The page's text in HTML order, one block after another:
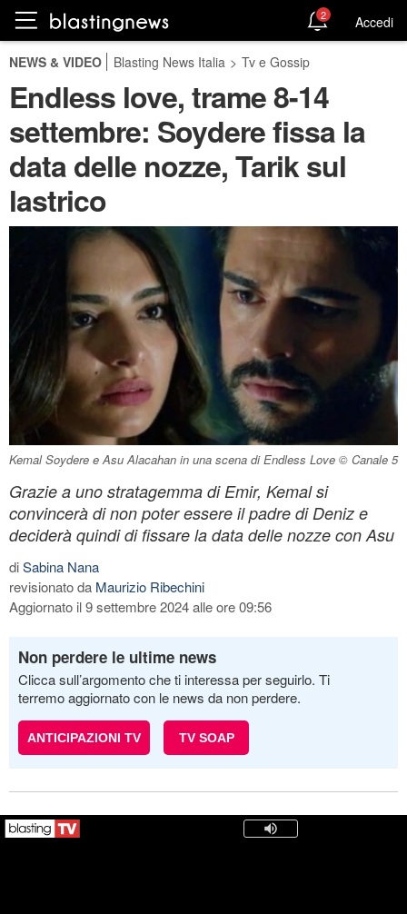
2 Accedi
NEWS & VIDEO Blasting News Italia > Tv e Gossip
Endless love, trame 8-14
settembre: Soydere fissa la
data delle nozze, Tarik sul
lastrico
Kemal Soydere e Asu Alacahan in una scena di Endless Love © Canale 5
Grazie a uno stratagemma di Emir, Kemal si
convincerà di non poter essere il padre di Deniz e
deciderà quindi di fissare la data delle nozze con Asu
diSabina Nana
revisionato da Maurizio Ribechini
Aggiornato il 9 settembre 2024 alle ore 09:56
Non perdere le ultime news
Clicca sull’argomento che ti interessa per seguirlo. Ti
terremo aggiornato con le news da non perdere.
ANTICIPAZIONI TV TV SOAP